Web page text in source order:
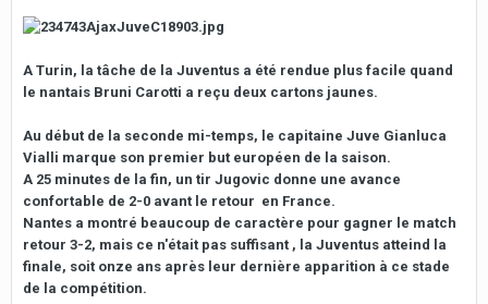
A Turin, la tâche de la Juventus a été rendue plus facile quand
le nantais Bruni Carotti a reçu deux cartons jaunes.
Au début de la seconde mi-temps, le capitaine Juve Gianluca
Vialli marque son premier but européen de la saison.
A 25 minutes de la fin, un tir Jugovic donne une avance
confortable de 2-0 avant le retour en France.
Nantes a montré beaucoup de caractère pour gagner le match
retour 3-2, mais ce n'était pas suffisant , la Juventus atteind la
finale, soit onze ans après leur dernière apparition à ce stade
de la compétition.